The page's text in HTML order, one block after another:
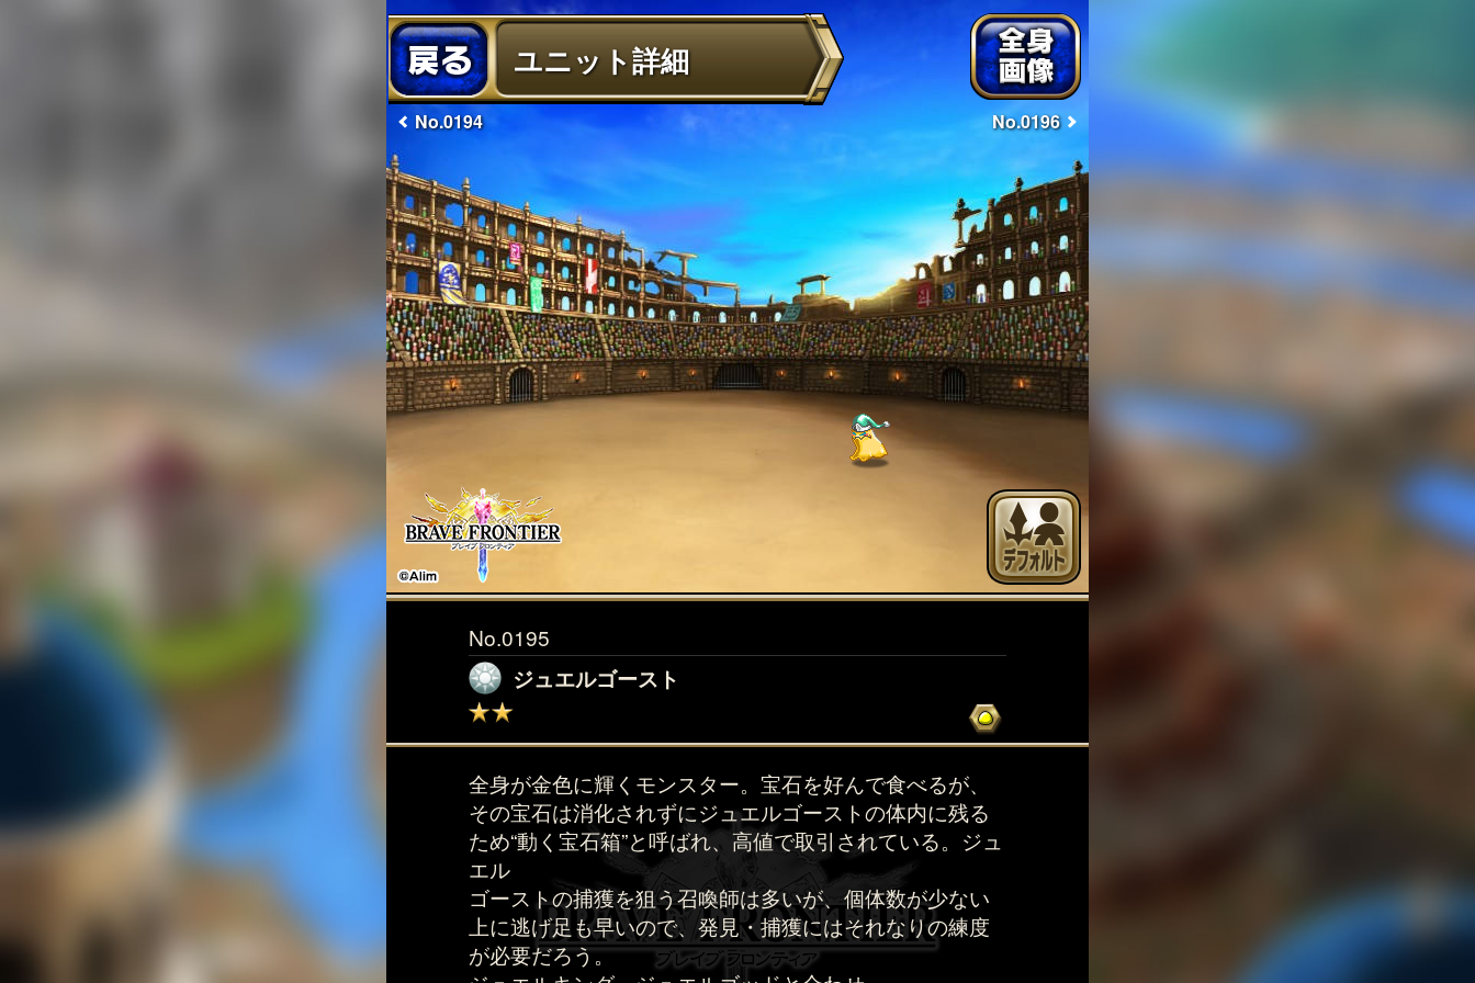
ユニット詳細
No.0194 No.0196
No.0195
ジュエルゴースト
全身が金色に輝くモンスター。宝石を好んで食べるが、
その宝石は消化されずにジュエルゴーストの体内に残る
ため“動く宝石箱”と呼ばれ、高値で取引されている。ジュ
エル
ゴーストの捕獲を狙う召喚師は多いが、個体数が少ない
上に逃げ足も早いので、発見・捕獲にはそれなりの練度
が必要だろう。